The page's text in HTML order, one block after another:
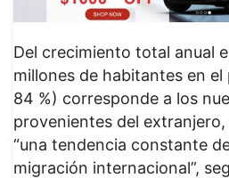
Del crecimiento total anual
millones de habitantes en el
84 %) corresponde a los
provenientes del
“una tendencia constante
migración internacional”,